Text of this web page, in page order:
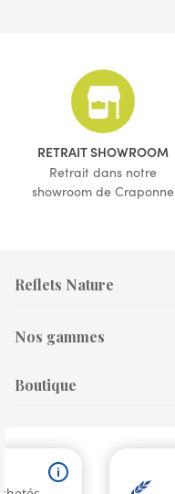
(1 avis)
RETRAIT SHOWROOM
Retrait dans notre
showroom de Craponne
Reflets Nature
Nos gammes
Boutique